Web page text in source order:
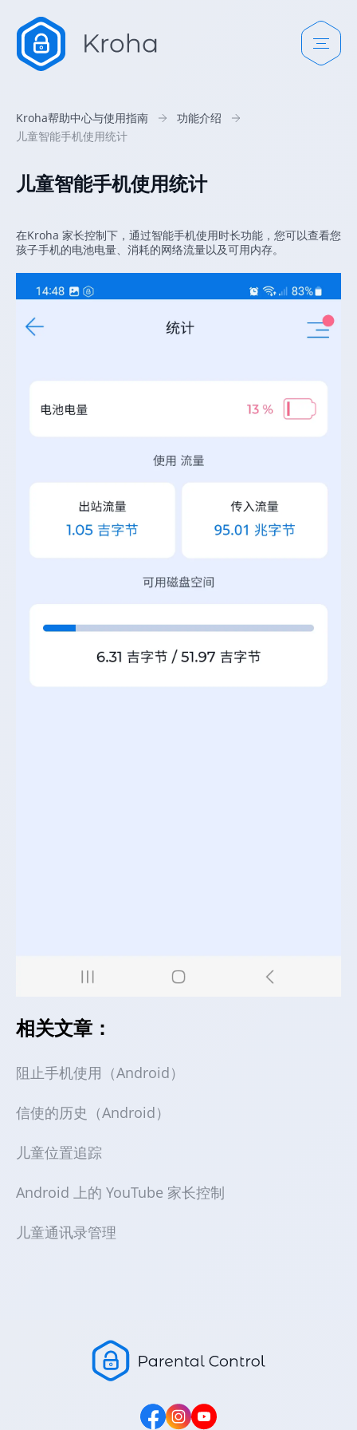
Kroha帮助中心与使用指南
功能介绍
儿童智能手机使用统计
儿童智能手机使用统计
在Kroha 家长控制下，通过智能手机使用时长功能，您可以查看您
孩子手机的电池电量、消耗的网络流量以及可用内存。
相关文章：
阻止手机使用（Android）
信使的历史（Android）
儿童位置追踪
Android 上的 YouTube 家长控制
儿童通讯录管理